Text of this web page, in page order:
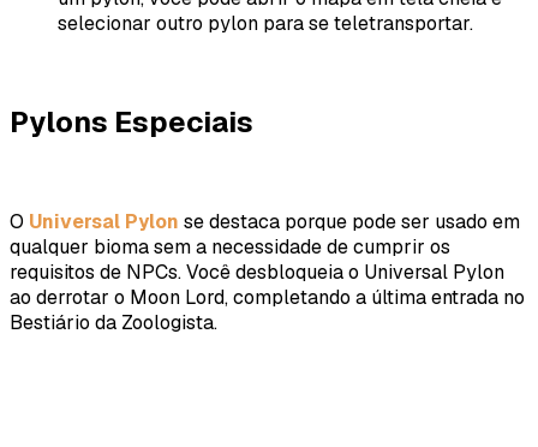
selecionar outro pylon para se teletransportar.
Pylons Especiais
O Universal Pylon se destaca porque pode ser usado em
qualquer bioma sem a necessidade de cumprir os
requisitos de NPCs. Você desbloqueia o Universal Pylon
ao derrotar o Moon Lord, completando a última entrada no
Bestiário da Zoologista.